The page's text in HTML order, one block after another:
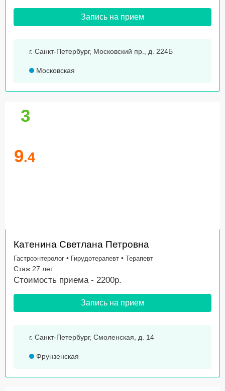
Запись на прием
г. Санкт-Петербург, Московский пр., д. 224Б
Московская
3
9.4
Катенина Светлана Петровна
Гастроэнтеролог • Гирудотерапевт • Терапевт
Стаж 27 лет
Стоимость приема - 2200р.
Запись на прием
г. Санкт-Петербург, Смоленская, д. 14
Фрунзенская